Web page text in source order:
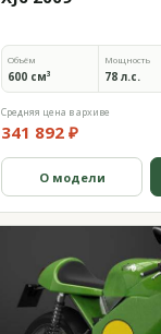
Объём
600 см³
Мощность
78 л.с.
Средняя цена в архиве
341 892 ₽
О модели